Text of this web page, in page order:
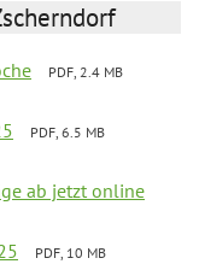
PDF, 2.4 MB
PDF, 6.5 MB
ab jetzt online
PDF, 10 MB